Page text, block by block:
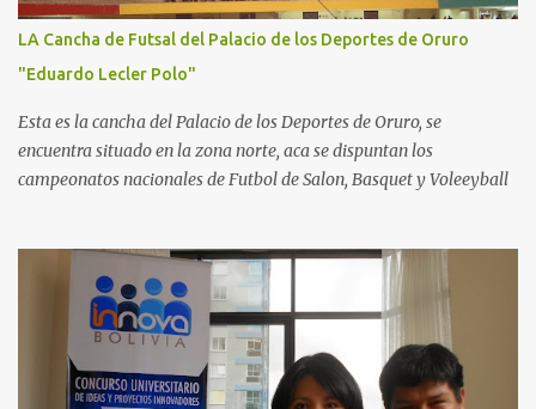
LA Cancha de Futsal del Palacio de los Deportes de Oruro
"Eduardo Lecler Polo"
Esta es la cancha del Palacio de los Deportes de Oruro, se
encuentra situado en la zona norte, aca se dispuntan los
campeonatos nacionales de Futbol de Salon, Basquet y Voleeyball